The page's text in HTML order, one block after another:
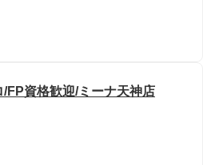
FP資格歓迎/ミーナ天神店